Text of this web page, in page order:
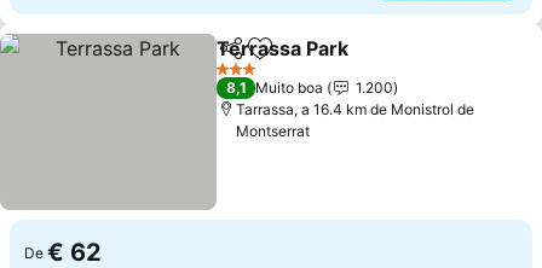
PartilharAdicionar aos favoritos
Terrassa Park
3 Estrelas
8,1 Muito boa
1.200
Tarrassa, a 16.4 km de Monistrol de
Montserrat
De € 62